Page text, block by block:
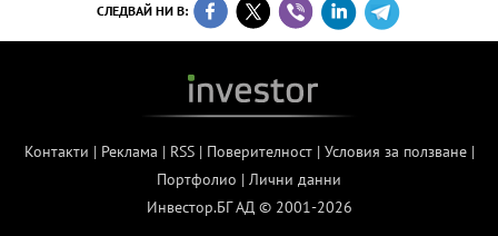
СЛЕДВАЙ НИ В:
Контакти | Реклама | RSS| Поверителност| Условия за ползване|
Портфолио | Лични данни
Инвестор.БГ АД © 2001-2026